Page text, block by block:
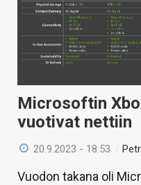
Microsoftin
vuotivat nettiin
20.9.2023 - 18:53 /
Vuodon takana oli